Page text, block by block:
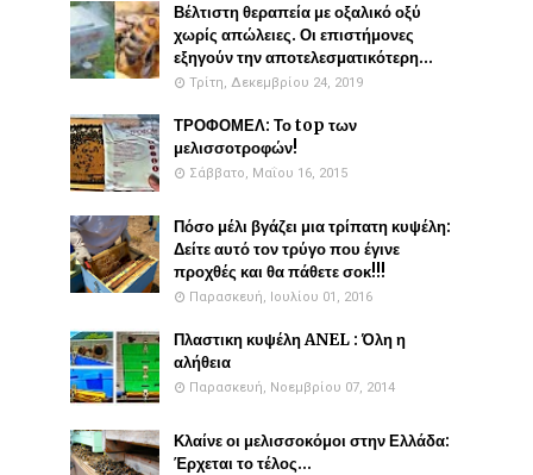
Βέλτιστη θεραπεία με οξαλικό οξύ
χωρίς απώλειες. Οι επιστήμονες
εξηγούν την αποτελεσματικότερη...
Τρίτη, Δεκεμβρίου 24, 2019
ΤΡΟΦΟΜΕΛ: Το top των
μελισσοτροφών!
Σάββατο, Μαΐου 16, 2015
Πόσο μέλι βγάζει μια τρίπατη κυψέλη:
Δείτε αυτό τον τρύγο που έγινε
προχθές και θα πάθετε σοκ!!!
Παρασκευή, Ιουλίου 01, 2016
Πλαστικη κυψέλη ANEL : Όλη η
αλήθεια
Παρασκευή, Νοεμβρίου 07, 2014
Κλαίνε οι μελισσοκόμοι στην Ελλάδα:
Έρχεται το τέλος...